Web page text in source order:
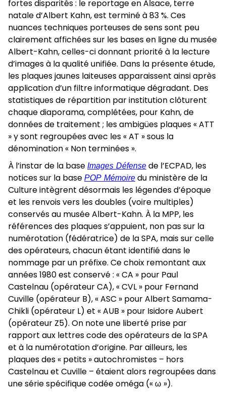
fortes disparités : le reportage en Alsace, terre
natale d’Albert Kahn, est terminé à 83 %. Ces
nuances techniques porteuses de sens sont peu
clairement affichées sur les bases en ligne du musée
Albert-Kahn, celles-ci donnant priorité à la lecture
d’images à la qualité unifiée. Dans la présente étude,
les plaques jaunes laiteuses apparaissent ainsi après
application d’un filtre informatique dégradant. Des
statistiques de répartition par institution clôturent
chaque diaporama, complétées, pour Kahn, de
données de traitement ; les ambigües plaques « ATT
» y sont regroupées avec les « AT » sous la
dénomination « Non terminées ».
À l’instar de la baseImages Défensede l’ECPAD, les
notices sur la basePOP Mémoiredu ministère de la
Culture intègrent désormais les légendes d’époque
et les renvois vers les doubles (voire multiples)
conservés au musée Albert-Kahn. À la MPP, les
références des plaques s’appuient, non pas sur la
numérotation (fédératrice) de la SPA, mais sur celle
des opérateurs, chacun étant identifié dans le
nommage par un préfixe. Ce choix remontant aux
années 1980 est conservé : « CA » pour Paul
Castelnau (opérateur CA), « CVL » pour Fernand
Cuville (opérateur B), « ASC » pour Albert Samama-
Chikli (opérateur L) et « AUB » pour Isidore Aubert
(opérateur Z5). On note une liberté prise par
rapport aux lettres code des opérateurs de la SPA
et à la numérotation d’origine. Par ailleurs, les
plaques des « petits » autochromistes – hors
Castelnau et Cuville – étaient alors regroupées dans
une série spécifique codée oméga (« ω »).